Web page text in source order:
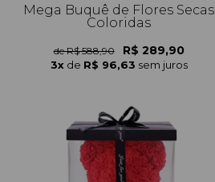
Mega Buquê de Flores Secas
Coloridas
de R$ 588,90 R$ 289,90
3x de R$ 96,63 sem juros